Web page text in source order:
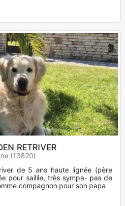
RETRIVER
(13820)
de 5 ans haute lignée (père
pour saillie, très sympa- pas de
compagnon pour son papa